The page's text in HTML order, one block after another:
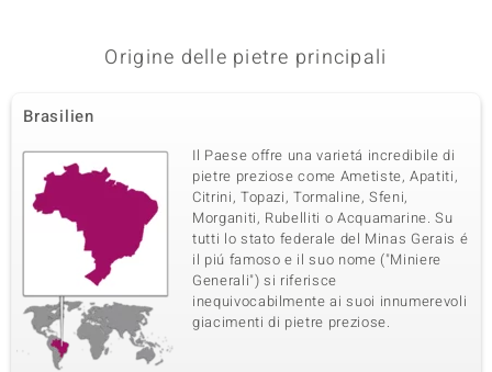
Origine delle pietre principali
Brasilien
Il Paese offre una varietá incredibile di
pietre preziose come Ametiste, Apatiti,
Citrini, Topazi, Tormaline, Sfeni,
Morganiti, Rubelliti o Acquamarine. Su
tutti lo stato federale del Minas Gerais é
il piú famoso e il suo nome ("Miniere
Generali") si riferisce
inequivocabilmente ai suoi innumerevoli
giacimenti di pietre preziose.